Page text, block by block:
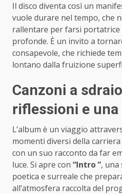
Il disco diventa così un
vuole durare nel tempo, che
rallentare per farsi portatrice
profonde. È un invito a
consapevole, che richiede
lontano dalla fruizione
Canzoni a
riflessioni e
L’album è un viaggio
momenti diversi della carriera
con un suo racconto da far
luce. Si apre con “Intro ”,
poetica e surreale che
all’atmosfera raccolta del